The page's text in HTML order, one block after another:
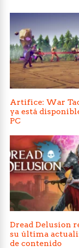
Artifice: War
ya está
PC
Dread Delusion
su última
de contenido